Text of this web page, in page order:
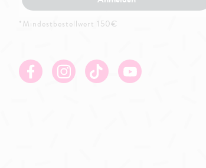
*Mindestbestellwert 150€
FacebookInstagramTikTok Youtube